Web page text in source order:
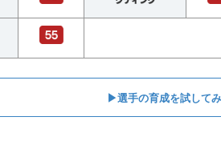
▶︎選手の育成を試して